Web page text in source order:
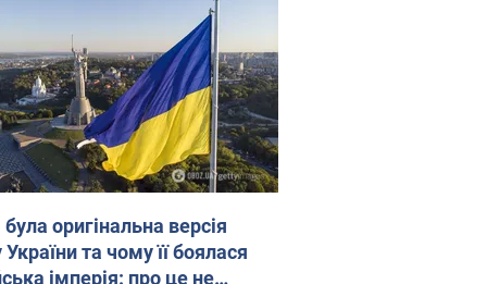
оригінальна версія
України та чому її боялася
імперія: про це не